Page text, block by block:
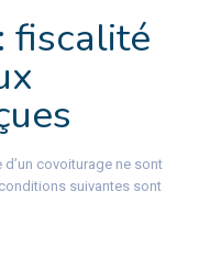
fiscalité
covoiturage ne sont
suivantes sont